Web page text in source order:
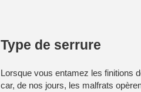
Type de serrure
Lorsque vous entamez les finitions
car, de nos jours, les malfrats